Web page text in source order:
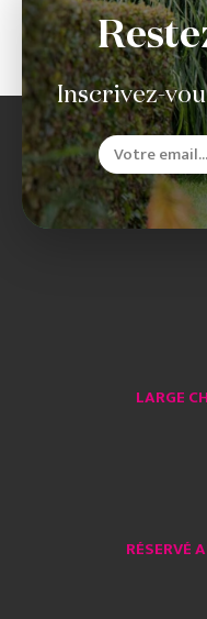
Inscrivez-
LARGE
RÉSERVÉ